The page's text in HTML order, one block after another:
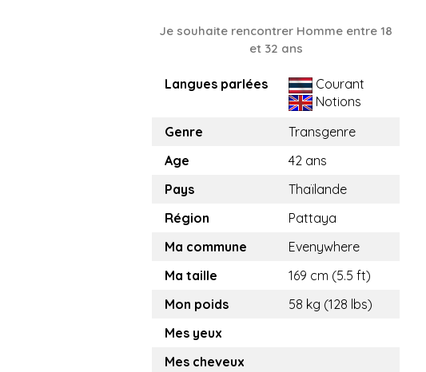
Je souhaite rencontrer Homme entre 18
et 32 ans
Langues parlées
Courant
Notions
Genre
Transgenre
Age
42 ans
Pays
Thaïlande
Région
Pattaya
Ma commune
Evenywhere
Ma taille
169 cm (5.5 ft)
Mon poids
58 kg (128 lbs)
Mes yeux
Mes cheveux